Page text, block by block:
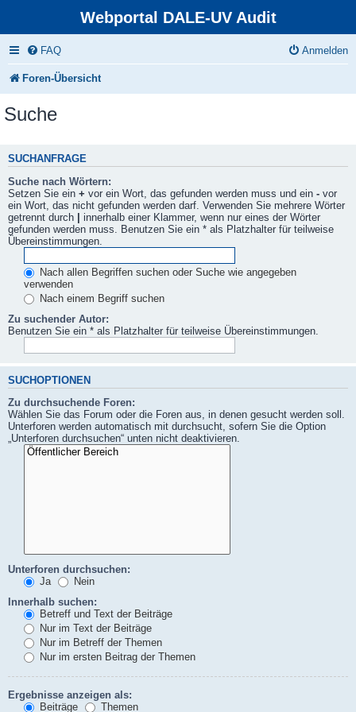
Webportal DALE-UV Audit
FAQ Anmelden
Foren-Übersicht
Suche
SUCHANFRAGE
Suche nach Wörtern:
Setzen Sie ein + vor ein Wort, das gefunden werden muss und ein - vor
ein Wort, das nicht gefunden werden darf. Verwenden Sie mehrere Wörter
getrennt durch | innerhalb einer Klammer, wenn nur eines der Wörter
gefunden werden muss. Benutzen Sie ein * als Platzhalter für teilweise
Übereinstimmungen.
Nach allen Begriffen suchen oder Suche wie angegeben
verwenden
Nach einem Begriff suchen
Zu suchender Autor:
Benutzen Sie ein * als Platzhalter für teilweise Übereinstimmungen.
SUCHOPTIONEN
Zu durchsuchende Foren:
Wählen Sie das Forum oder die Foren aus, in denen gesucht werden soll.
Unterforen werden automatisch mit durchsucht, sofern Sie die Option
„Unterforen durchsuchen“ unten nicht deaktivieren.
Unterforen durchsuchen:
Ja
Nein
Innerhalb suchen:
Betreff und Text der Beiträge
Nur im Text der Beiträge
Nur im Betreff der Themen
Nur im ersten Beitrag der Themen
Ergebnisse anzeigen als:
Beiträge
Themen